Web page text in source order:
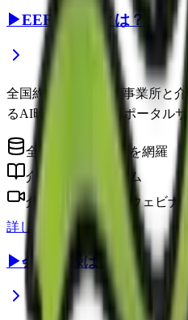
▶EEFUL DBとは？
全国約22万件の介護事業所と
るAI時代の介護情報ポータルサ
全国の介護事業所を網羅
介護に役立つコラム
介護のプロによるウェビナー
詳しく見る
▶会員登録はこちら